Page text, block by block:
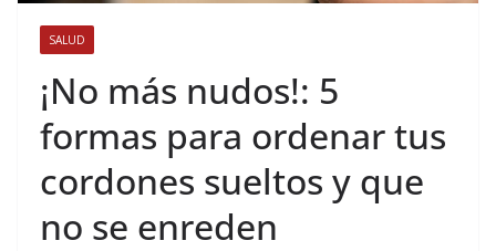
SALUD
¡No más nudos!: 5
formas para ordenar tus
cordones sueltos y que
no se enreden